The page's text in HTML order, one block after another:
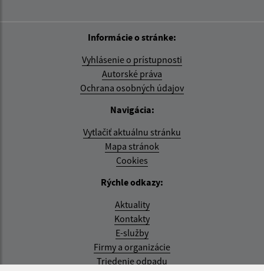
Informácie o stránke:
Vyhlásenie o prístupnosti
Autorské práva
Ochrana osobných údajov
Navigácia:
Vytlačiť aktuálnu stránku
Mapa stránok
Cookies
Rýchle odkazy:
Aktuality
Kontakty
E-služby
Firmy a organizácie
Triedenie odpadu